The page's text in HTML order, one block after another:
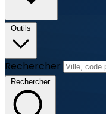
Outils
Rechercher
Rechercher